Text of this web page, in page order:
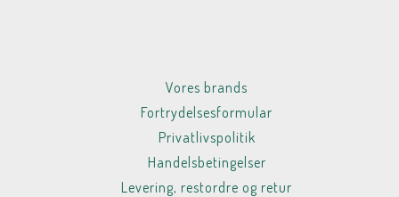
Vores brands
Fortrydelsesformular
Privatlivspolitik
Handelsbetingelser
Levering, restordre og retur